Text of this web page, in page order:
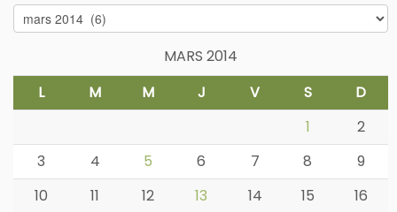
Archives
MARS 2014
L
M M J V S
D
1
2
3
4 5 6 7 8
9
10
11 12 13 14 15
16